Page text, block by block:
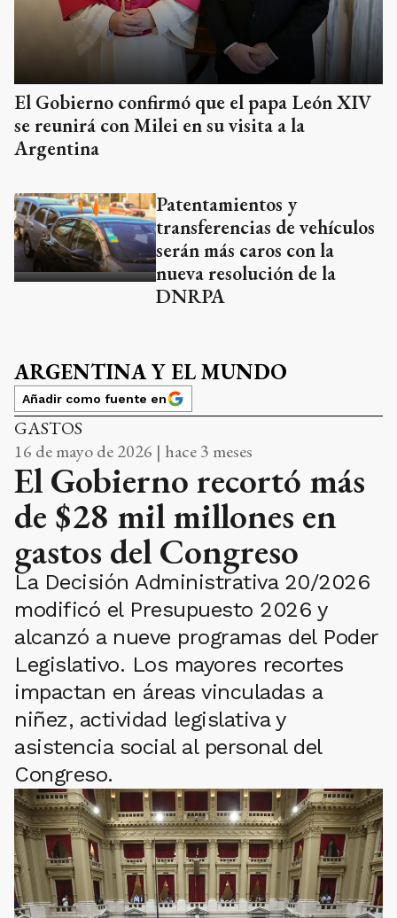
El Gobierno confirmó que el papa León XIV
se reunirá con Milei en su visita a la
Argentina
Patentamientos y
transferencias de vehículos
serán más caros con la
nueva resolución de la
DNRPA
ARGENTINA Y EL MUNDO
Añadir como fuente en
GASTOS
16 de mayo de 2026 | hace 3 meses
El Gobierno recortó más
de $28 mil millones en
gastos del Congreso
La Decisión Administrativa 20/2026
modificó el Presupuesto 2026 y
alcanzó a nueve programas del Poder
Legislativo. Los mayores recortes
impactan en áreas vinculadas a
niñez, actividad legislativa y
asistencia social al personal del
Congreso.